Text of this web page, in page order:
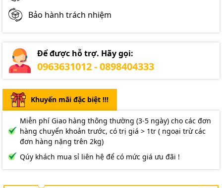
Bảo hành trách nhiệm
Để được hỗ trợ. Hãy gọi:
0963631012 - 0898404333
Khuyến mãi đặc biệt !!!
Miễn phí Giao hàng thông thường (3-5 ngày) cho các đơn
hàng chuyển khoản trước, có trị giá > 1tr ( ngoại trừ các
đơn hàng nặng trên 2kg)
Qúy khách mua sỉ liên hệ để có mức giá ưu đãi !